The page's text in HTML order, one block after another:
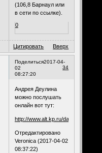
(106,8 Барнаул или
в сети по ссылке).
0
Цитировать Вверх
Поделиться
34
2017-04-
02
08:27:20
Андрея Деулина
можно послушать
онлайн вот тут:
http://www.alt.kp.ru/daily/26661.7/
Отредактировано
Veronica (2017-04-02
08:37:22)